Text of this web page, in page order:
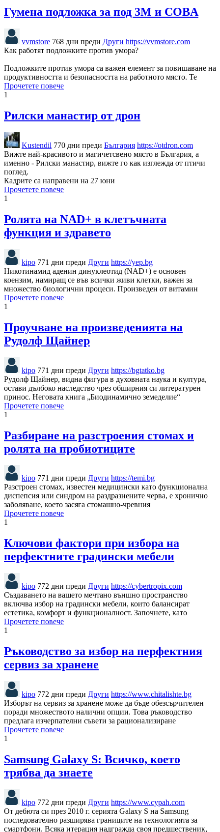
Гумена подложка за под 3М и COBA
vvmstore 768 дни преди Други https://vvmstore.com
Как работят подложките против умора?
Подложките против умора са важен елемент за повишаване на
продуктивността и безопасността на работното място. Те
Прочетете повече
1
Рилски манастир от дрон
Kustendil 770 дни преди България https://otdron.com
Вижте най-красивото и магичетсвено място в България, а
именно - Рилски манастир, вижте го как изглежда от птичи
поглед.
Кадрите са направени на 27 юни
Прочетете повече
1
Ролята на NAD+ в клетъчната
функция и здравето
kipo 771 дни преди Други https://yep.bg
Никотинамид аденин динуклеотид (NAD+) е основен
коензим, намиращ се във всички живи клетки, важен за
множество биологични процеси. Произведен от витамин
Прочетете повече
1
Проучване на произведенията на
Рудолф Щайнер
kipo 771 дни преди Други https://bgtatko.bg
Рудолф Щайнер, видна фигура в духовната наука и култура,
остави дълбоко наследство чрез обширния си литературен
принос. Неговата книга „Биодинамично земеделие“
Прочетете повече
1
Разбиране на разстроения стомах и
ролята на пробиотиците
kipo 771 дни преди Други https://temi.bg
Разстроен стомах, известен медицински като функционална
диспепсия или синдром на раздразнените черва, е хронично
заболяване, което засяга стомашно-чревния
Прочетете повече
1
Ключови фактори при избора на
перфектните градински мебели
kipo 772 дни преди Други https://cybertropix.com
Създаването на вашето мечтано външно пространство
включва избор на градински мебели, които балансират
естетика, комфорт и функционалност. Започнете, като
Прочетете повече
1
Ръководство за избор на перфектния
сервиз за хранене
kipo 772 дни преди Други https://www.chitalishte.bg
Изборът на сервиз за хранене може да бъде обезсърчителен
поради множеството налични опции. Това ръководство
предлага изчерпателни съвети за рационализиране
Прочетете повече
1
Samsung Galaxy S: Всичко, което
трябва да знаете
kipo 772 дни преди Други https://www.cypah.com
От дебюта си през 2010 г. серията Galaxy S на Samsung
последователно разширява границите на технологията за
смартфони. Всяка итерация надгражда своя предшественик,